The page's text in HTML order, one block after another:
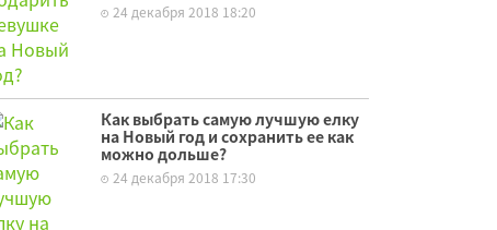
24 декабря 2018 18:20
Как выбрать самую лучшую елку
на Новый год и сохранить ее как
можно дольше?
24 декабря 2018 17:30